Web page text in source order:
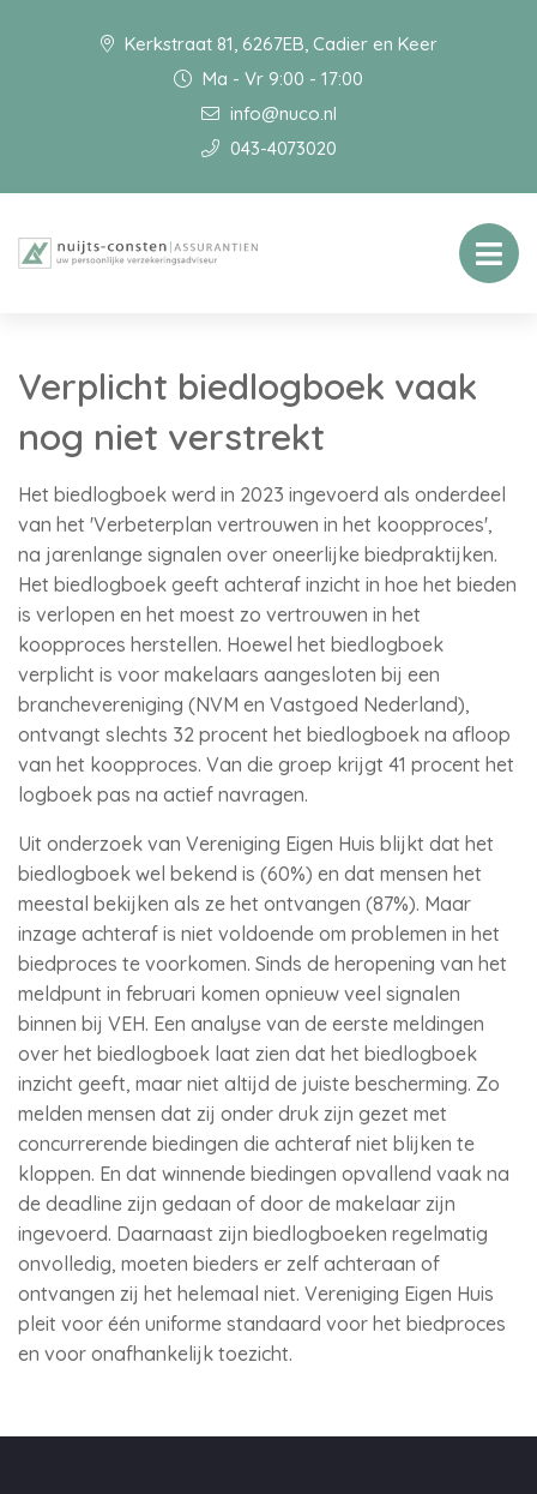
Kerkstraat 81, 6267EB, Cadier en Keer
Ma - Vr 9:00 - 17:00
info@nuco.nl
043-4073020
Verplicht biedlogboek vaak
nog niet verstrekt
Het biedlogboek werd in 2023 ingevoerd als onderdeel
van het 'Verbeterplan vertrouwen in het koopproces',
na jarenlange signalen over oneerlijke biedpraktijken.
Het biedlogboek geeft achteraf inzicht in hoe het bieden
is verlopen en het moest zo vertrouwen in het
koopproces herstellen. Hoewel het biedlogboek
verplicht is voor makelaars aangesloten bij een
branchevereniging (NVM en Vastgoed Nederland),
ontvangt slechts 32 procent het biedlogboek na afloop
van het koopproces. Van die groep krijgt 41 procent het
logboek pas na actief navragen.
Uit onderzoek van Vereniging Eigen Huis blijkt dat het
biedlogboek wel bekend is (60%) en dat mensen het
meestal bekijken als ze het ontvangen (87%). Maar
inzage achteraf is niet voldoende om problemen in het
biedproces te voorkomen. Sinds de heropening van het
meldpunt in februari komen opnieuw veel signalen
binnen bij VEH. Een analyse van de eerste meldingen
over het biedlogboek laat zien dat het biedlogboek
inzicht geeft, maar niet altijd de juiste bescherming. Zo
melden mensen dat zij onder druk zijn gezet met
concurrerende biedingen die achteraf niet blijken te
kloppen. En dat winnende biedingen opvallend vaak na
de deadline zijn gedaan of door de makelaar zijn
ingevoerd. Daarnaast zijn biedlogboeken regelmatig
onvolledig, moeten bieders er zelf achteraan of
ontvangen zij het helemaal niet. Vereniging Eigen Huis
pleit voor één uniforme standaard voor het biedproces
en voor onafhankelijk toezicht.